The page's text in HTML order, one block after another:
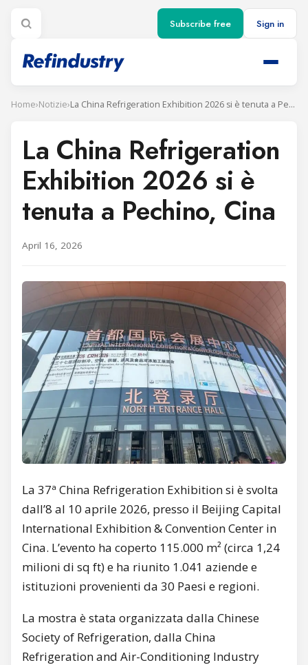
Subscribe free Sign in
Home›Notizie› La China Refrigeration Exhibition 2026 si è tenuta a Pechino, Cina
La China Refrigeration
Exhibition 2026 si è
tenuta a Pechino, Cina
April 16, 2026
La 37ª China Refrigeration Exhibition si è svolta
dall’8 al 10 aprile 2026, presso il Beijing Capital
International Exhibition & Convention Center in
Cina. L’evento ha coperto 115.000 m² (circa 1,24
milioni di sq ft) e ha riunito 1.041 aziende e
istituzioni provenienti da 30 Paesi e regioni.
La mostra è stata organizzata dalla Chinese
Society of Refrigeration, dalla China
Refrigeration and Air-Conditioning Industry